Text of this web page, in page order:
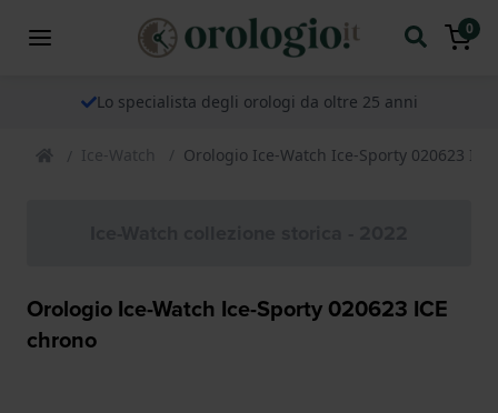
0
Lo specialista degli orologi da oltre 25 anni
Ice-Watch Orologio Ice-Watch Ice-Sporty 020623
Orologio Ice-Watch Ice-Sporty 020623 ICE
chrono